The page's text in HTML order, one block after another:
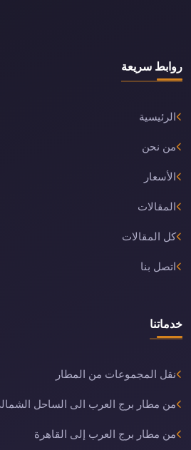
روابط سريعة
الرئيسية
من نحن
الأسعار
المقالات
كل المقالات
اتصل بنا
خدماتنا
نقل المجموعات من المطار
من مطار برج العرب الى الساحل الشمالي
من مطار برج العرب إلى القاهرة